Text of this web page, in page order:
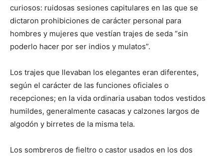
curiosos: ruidosas sesiones capitulares en las que se
dictaron prohibiciones de carácter personal para
hombres y mujeres que vestían trajes de seda “sin
poderlo hacer por ser indios y mulatos”.
Los trajes que llevaban los elegantes eran diferentes,
según el carácter de las funciones oficiales o
recepciones; en la vida ordinaria usaban todos vestidos
humildes, generalmente casacas y calzones largos de
algodón y birretes de la misma tela.
Los sombreros de fieltro o castor usados en los dos